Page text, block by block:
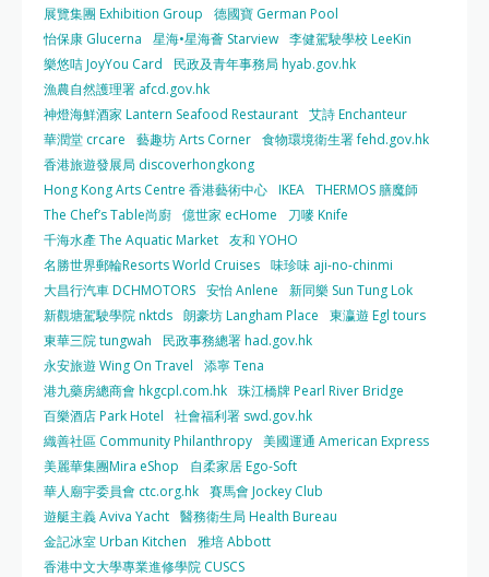
展覽集團 Exhibition Group
德國寶 German Pool
怡保康 Glucerna
星海•星海薈 Starview 李健駕駛學校 LeeKin
樂悠咭 JoyYou Card
民政及青年事務局 hyab.gov.hk
漁農自然護理署 afcd.gov.hk
神燈海鮮酒家 Lantern Seafood Restaurant 艾詩 Enchanteur
華潤堂 crcare
藝趣坊 Arts Corner 食物環境衛生署 fehd.gov.hk
香港旅遊發展局 discoverhongkong
Hong Kong Arts Centre 香港藝術中心 IKEA THERMOS 膳魔師
The Chef’s Table尚廚 億世家 ecHome
刀嘜 Knife
千海水產 The Aquatic Market 友和 YOHO
名勝世界郵輪Resorts World Cruises 味珍味 aji-no-chinmi
大昌行汽車 DCHMOTORS 安怡 Anlene
新同樂 Sun Tung Lok
新觀塘駕駛學院 nktds 朗豪坊 Langham Place
東瀛遊 Egl tours
東華三院 tungwah
民政事務總署 had.gov.hk
永安旅遊 Wing On Travel
添寧 Tena
港九藥房總商會 hkgcpl.com.hk 珠江橋牌 Pearl River Bridge
百樂酒店 Park Hotel
社會福利署 swd.gov.hk
織善社區 Community Philanthropy 美國運通 American Express
美麗華集團Mira eShop
自柔家居 Ego-Soft
華人廟宇委員會 ctc.org.hk 賽馬會 Jockey Club
遊艇主義 Aviva Yacht 醫務衛生局 Health Bureau
金記冰室 Urban Kitchen
雅培 Abbott
香港中文大學專業進修學院 CUSCS